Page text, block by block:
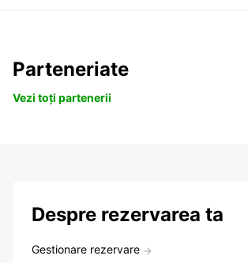
Parteneriate
Vezi toți partenerii
Despre rezervarea ta
Gestionare rezervare